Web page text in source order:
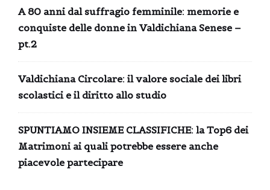
A 80 anni dal suffragio femminile: memorie e
conquiste delle donne in Valdichiana Senese –
pt.2
Valdichiana Circolare: il valore sociale dei libri
scolastici e il diritto allo studio
SPUNTIAMO INSIEME CLASSIFICHE: la Top6 dei
Matrimoni ai quali potrebbe essere anche
piacevole partecipare